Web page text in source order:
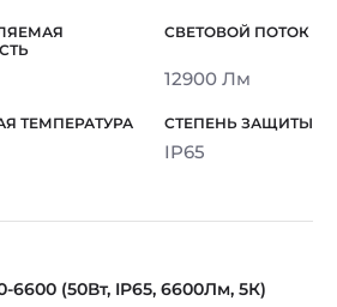
12900 Лм
IP65
6600 (50Вт, IP65, 6600Лм, 5К)